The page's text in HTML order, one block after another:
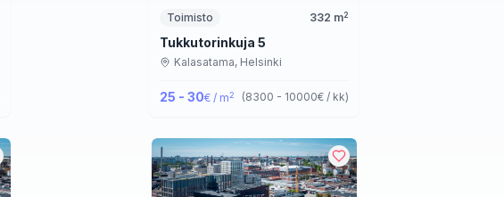
Toimisto 332 m2
Tukkutorinkuja 5
Kalasatama, Helsinki
25 - 30€ / m2 (8300 - 10000€ / kk)